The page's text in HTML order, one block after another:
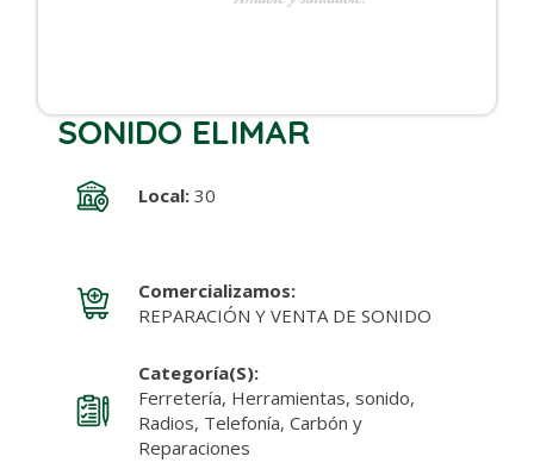
SONIDO ELIMAR
Local:30
Comercializamos:
REPARACIÓN Y VENTA DE SONIDO
Categoría(s):
Ferretería, Herramientas, sonido,
Radios, Telefonía, Carbón y
Reparaciones